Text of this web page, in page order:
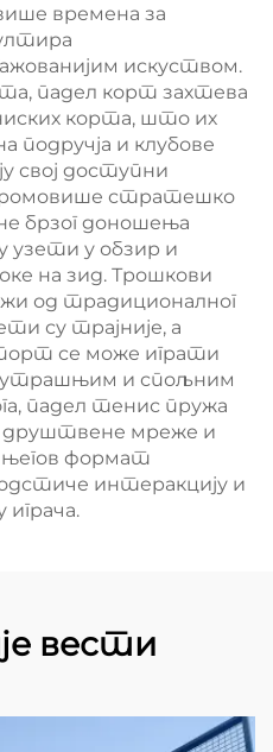
времена за
искуством.
падел корт захтева
корта, што их
подручја и клубове
свој доступни
стратешко
брзог доношења
узети у обзир и
на зид. Трошкови
од традиционалног
су трајније, а
се може играти
и спољним
падел тенис пружа
друштвене мреже и
његов формат
интеракцију и
играча.
вести